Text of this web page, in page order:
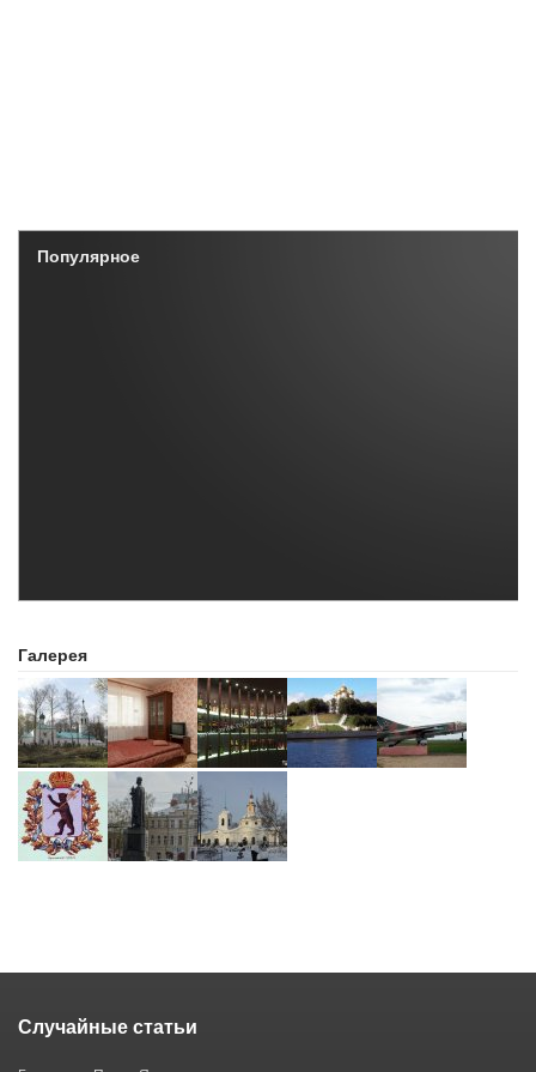
Популярное
Галерея
Случайные статьи